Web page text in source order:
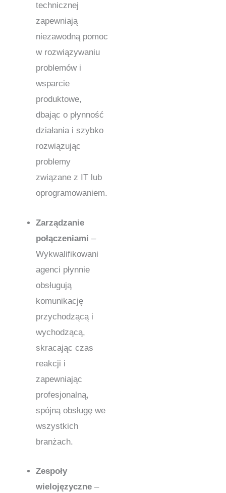
technicznej
zapewniają
niezawodną pomoc
w rozwiązywaniu
problemów i
wsparcie
produktowe,
dbając o płynność
działania i szybko
rozwiązując
problemy
związane z IT lub
oprogramowaniem.
Zarządzanie
połączeniami –
Wykwalifikowani
agenci płynnie
obsługują
komunikację
przychodzącą i
wychodzącą,
skracając czas
reakcji i
zapewniając
profesjonalną,
spójną obsługę we
wszystkich
branżach.
Zespoły
wielojęzyczne –